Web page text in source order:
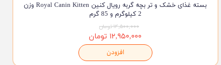
بسته غذای خشک و تر بچه گربه رویال کنین Royal Canin Kitten وزن
2 کیلوگرم و 85 گرم
۱۴,۵۰۰,۰۰۰ تومان
۱۲,۹۵۰,۰۰۰ تومان
افزودن